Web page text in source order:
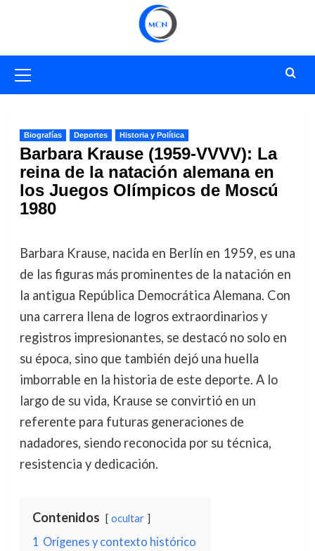
primario
Biografías Deportes Historia y Política
Barbara Krause (1959-VVVV): La
reina de la natación alemana en
los Juegos Olímpicos de Moscú
1980
Barbara Krause, nacida en Berlín en 1959, es una
de las figuras más prominentes de la natación en
la antigua República Democrática Alemana. Con
una carrera llena de logros extraordinarios y
registros impresionantes, se destacó no solo en
su época, sino que también dejó una huella
imborrable en la historia de este deporte. A lo
largo de su vida, Krause se convirtió en un
referente para futuras generaciones de
nadadores, siendo reconocida por su técnica,
resistencia y dedicación.
Contenidos ocultar
1 Orígenes y contexto histórico